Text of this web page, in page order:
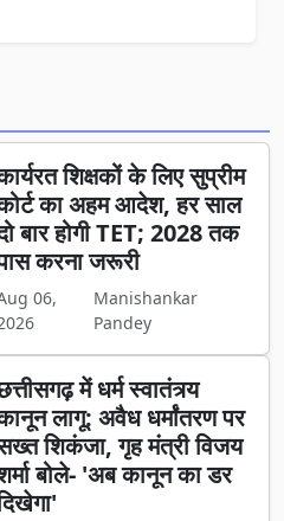
शिक्षकों के लिए सुप्रीम
का अहम आदेश, हर साल
बार होगी TET; 2028 तक
करना जरूरी
06,
Manishankar
Pandey
में धर्म स्वातंत्र्य
लागू: अवैध धर्मांतरण पर
शिकंजा, गृह मंत्री विजय
बोले- 'अब कानून का डर